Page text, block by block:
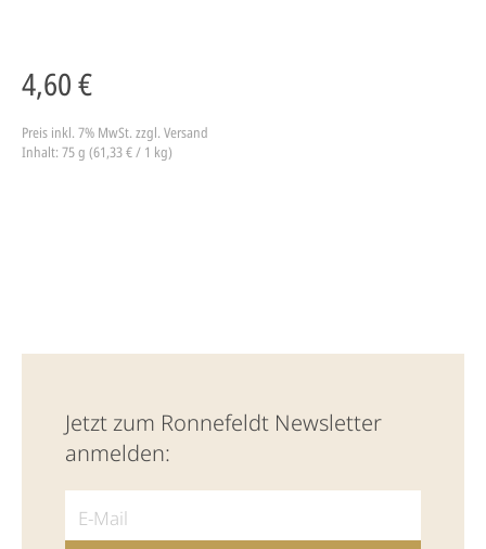
4,60 €
Preis inkl. 7% MwSt. zzgl. Versand
Inhalt: 75 g (61,33 € / 1 kg)
Jetzt zum Ronnefeldt Newsletter
anmelden: